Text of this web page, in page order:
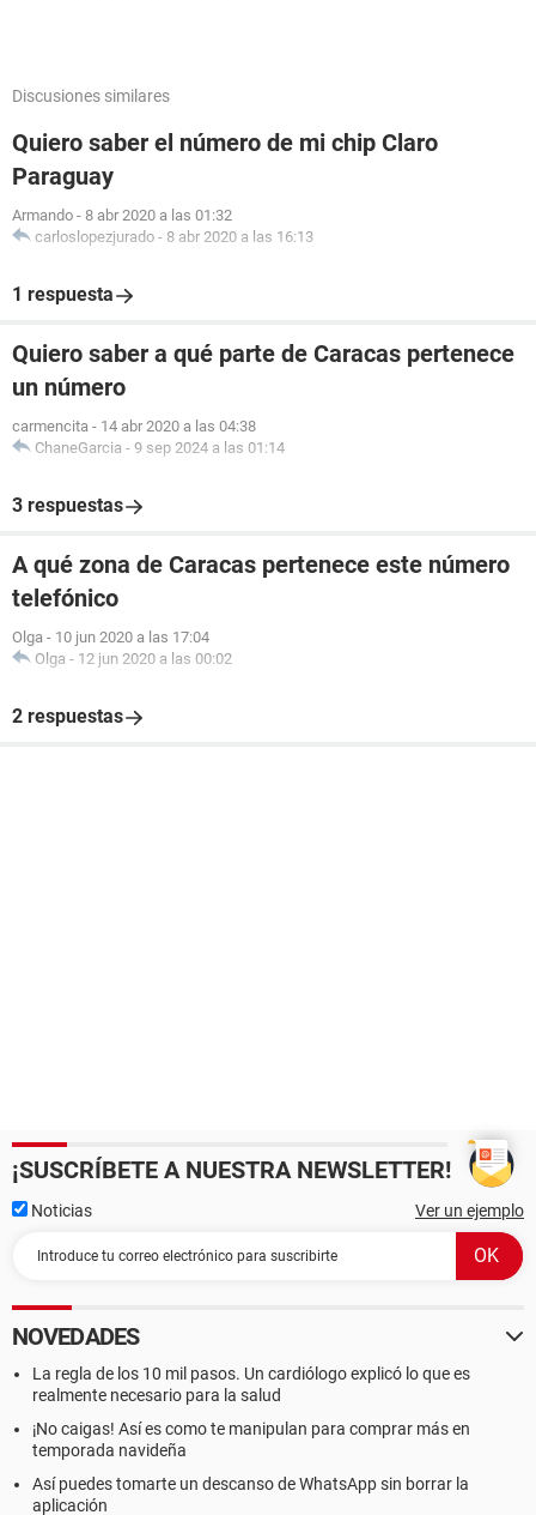
Discusiones similares
Quiero saber el número de mi chip Claro
Paraguay
Armando - 8 abr 2020 a las 01:32
carloslopezjurado - 8 abr 2020 a las 16:13
1 respuesta
Quiero saber a qué parte de Caracas pertenece
un número
carmencita - 14 abr 2020 a las 04:38
ChaneGarcia - 9 sep 2024 a las 01:14
3 respuestas
A qué zona de Caracas pertenece este número
telefónico
Olga - 10 jun 2020 a las 17:04
Olga - 12 jun 2020 a las 00:02
2 respuestas
¡SUSCRÍBETE A NUESTRA NEWSLETTER!
Noticias Ver un ejemplo
NOVEDADES
La regla de los 10 mil pasos. Un cardiólogo explicó lo que es
realmente necesario para la salud
¡No caigas! Así es como te manipulan para comprar más en
temporada navideña
Así puedes tomarte un descanso de WhatsApp sin borrar la
aplicación